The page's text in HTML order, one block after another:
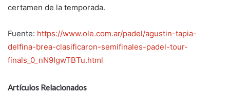
certamen de la temporada.
Fuente: https://www.ole.com.ar/padel/agustin-tapia-
delfina-brea-clasificaron-semifinales-padel-tour-
finals_0_nN9IgwTBTu.html
Artículos Relacionados